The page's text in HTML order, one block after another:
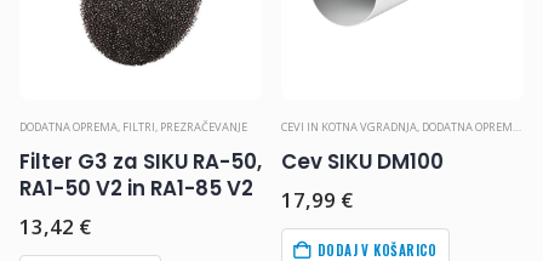
DODATNA OPREMA, FILTRI, PREZRAČEVANJE
Filter G3 za SIKU RA-50,
RA1-50 V2 in RA1-85 V2
13,42 €
CEVI IN KOTNA VGRADNJA, DODATNA OPREMA ,
Cev SIKU DM100
17,99 €
DODAJ V KOŠARICO